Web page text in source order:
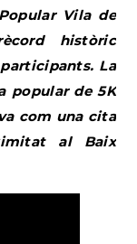
Vila de
històric
La
popular de 5K
com una cita
al Baix